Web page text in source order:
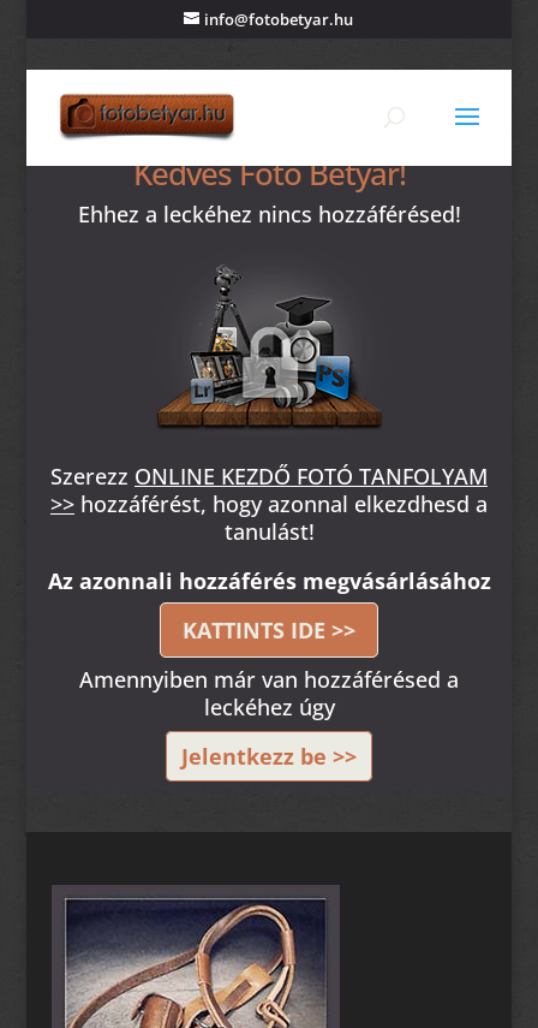
info@fotobetyar.hu
Kedves Fotó Betyár!
Ehhez a leckéhez nincs hozzáférésed!
Szerezz ONLINE KEZDŐ FOTÓ TANFOLYAM
>> hozzáférést, hogy azonnal elkezdhesd a
tanulást!
Az azonnali hozzáférés megvásárlásához
KATTINTS IDE >>
Amennyiben már van hozzáférésed a
leckéhez úgy
Jelentkezz be >>